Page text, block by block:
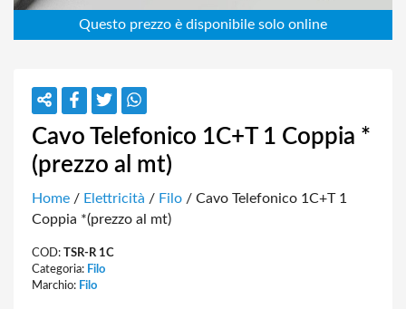
Cavo Telefonico 1C+T 1 Coppia *
(prezzo al mt)
Home / Elettricità / Filo / Cavo Telefonico 1C+T 1
Coppia *(prezzo al mt)
COD: TSR-R 1C
Categoria: Filo
Marchio: Filo